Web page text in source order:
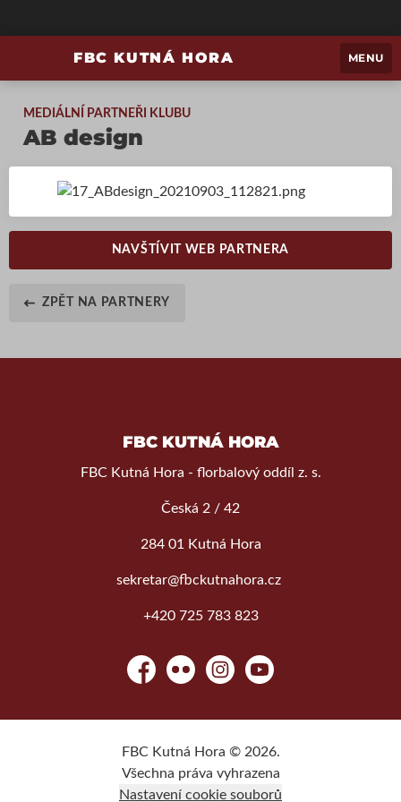
FBC KUTNÁ HORA MENU
MEDIÁLNÍ PARTNEŘI KLUBU
AB design
NAVŠTÍVIT WEB PARTNERA
ZPĚT NA PARTNERY
FBC KUTNÁ HORA
FBC Kutná Hora - florbalový oddíl z. s.
Česká 2 / 42
284 01 Kutná Hora
sekretar@fbckutnahora.cz
+420 725 783 823
FacebookFlickr InstagramYouTube
FBC Kutná Hora © 2026.
Všechna práva vyhrazena
Nastavení cookie souborů